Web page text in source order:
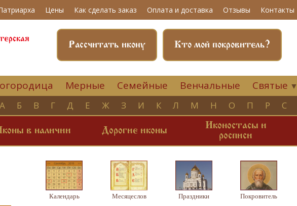
Цены Как сделать заказ Оплата и доставка Отзывы Контакты
Кто мой покровитель?
Рассчитать икону
Мерные Семейные Венчальные Святые ▼
А Б В Г Д Е Ж З И К Л М Н О П Р С
в наличии Дорогие иконы
Иконостасы и
росписи
Календарь Месяцеслов Праздники Покровитель